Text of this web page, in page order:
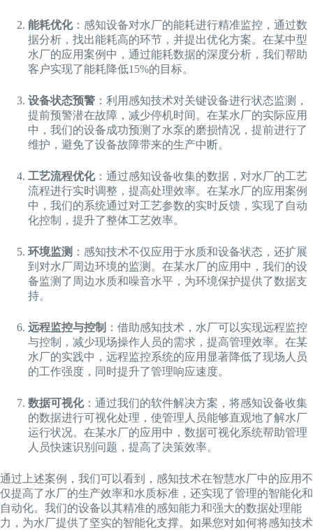
能耗优化：感知设备对水厂的能耗进行精准监控，通过数
据分析，找出能耗高的环节，并提出优化方案。在某中型
水厂的应用案例中，通过能耗数据的深度分析，我们帮助
客户实现了能耗降低15%的目标。
设备状态预警 ：利用感知技术对关键设备进行状态监测，
提前预警潜在故障，减少停机时间。在某水厂的实际应用
中，我们的设备成功预测了水泵的磨损情况，提前进行了
维护，避免了设备故障带来的生产中断。
工艺流程优化：通过感知设备收集的数据，对水厂的工艺
流程进行实时调整，提高处理效率。在某水厂的应用案例
中，我们的系统通过对工艺参数的实时反馈，实现了自动
化控制，提升了整体工艺效率。
环境监测 ：感知技术不仅应用于水质和设备状态，还扩展
到对水厂周边环境的监测。在某水厂的应用中，我们的设
备监测了周边水质和噪音水平，为环境保护提供了数据支
持。
远程监控与控制 ：借助感知技术，水厂可以实现远程监控
与控制，减少现场操作人员的需求，提高管理效率。在某
水厂的实践中，远程监控系统的应用显著降低了现场人员
的工作强度，同时提升了管理响应速度。
数据可视化：通过我们的软件解决方案，将感知设备收集
的数据进行可视化处理，使管理人员能够直观地了解水厂
运行状况。在某水厂的应用中，数据可视化系统帮助管理
人员快速识别问题，提高了决策效率。
通过上述案例，我们可以看到，感知技术在智慧水厂中的应用不
仅提高了水厂的生产效率和水质标准，还实现了管理的智能化和
自动化。我们的设备以其精准的感知能力和强大的数据处理能
力，为水厂提供了坚实的智能化支撑。如果您对如何将感知技术